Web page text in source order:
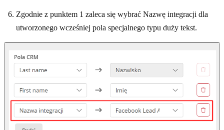
Zgodnie z punktem 1 zaleca się wybrać Nazwę integracji dla
utworzonego wcześniej pola specjalnego typu duży tekst.